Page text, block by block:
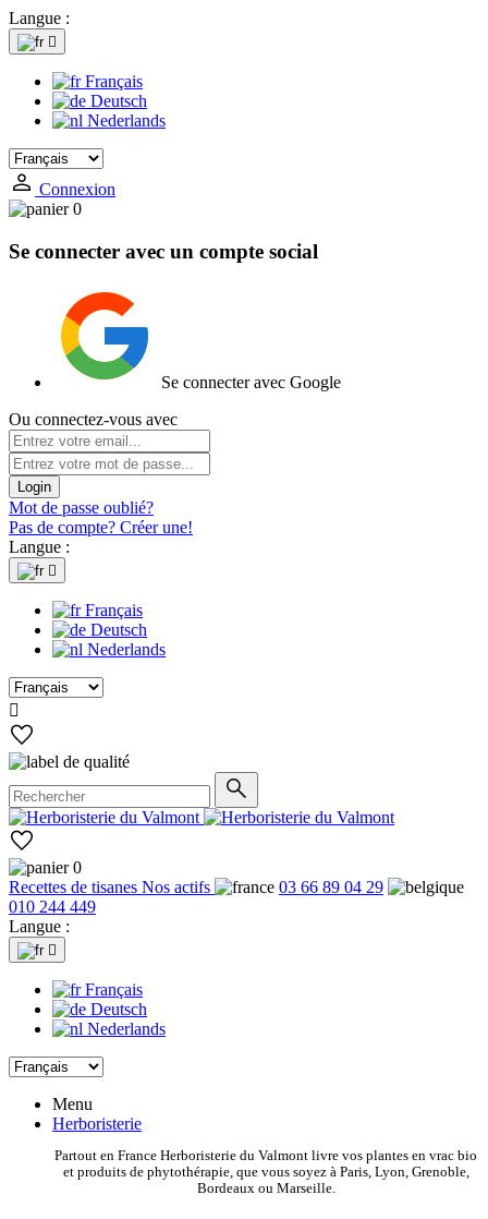
Langue :

Français
Deutsch
Nederlands
Connexion
0
Se connecter avec un compte social
Se connecter avec Google
Ou connectez-vous avec
Login
Mot de passe oublié?
Pas de compte? Créer une!
Langue :

Français
Deutsch
Nederlands

0
Recettes de tisanes Nos actifs
03 66 89 04 29
010 244 449
Langue :

Français
Deutsch
Nederlands
Menu
Herboristerie
Partout en France Herboristerie du Valmont livre vos plantes en vrac bio
et produits de phytothérapie, que vous soyez à Paris, Lyon, Grenoble,
Bordeaux ou Marseille.